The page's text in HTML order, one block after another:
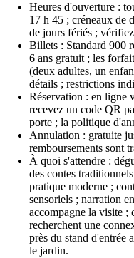
Heures d'ouverture :
17 h 45 ; créneaux de
de jours fériés ;
Billets : Standard 900
6 ans gratuit ; les
(deux adultes, un
détails ; restrictions
Réservation : en ligne
recevez un code QR
porte ; la politique
Annulation : gratuite
remboursements sont
À quoi s'attendre :
des contes
pratique moderne ;
sensoriels ; narration
accompagne la visite ;
recherchent une
près du stand d'entrée
le jardin.